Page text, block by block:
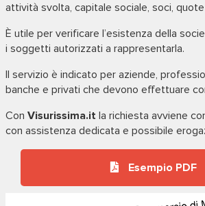
attività svolta, capitale sociale, soci,
È utile per verificare l’esistenza della
i soggetti autorizzati a rappresentarla.
Il servizio è indicato per aziende,
banche e privati che devono effettuare
Con Visurissima.it la richiesta avviene
con assistenza dedicata e possibile
Esempio PDF